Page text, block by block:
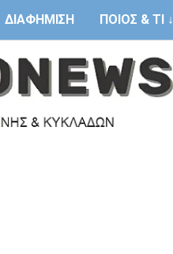
ΔΙΑΦΗΜΙΣΗ ΠΟΙΟΣ & ΤΙ ↓